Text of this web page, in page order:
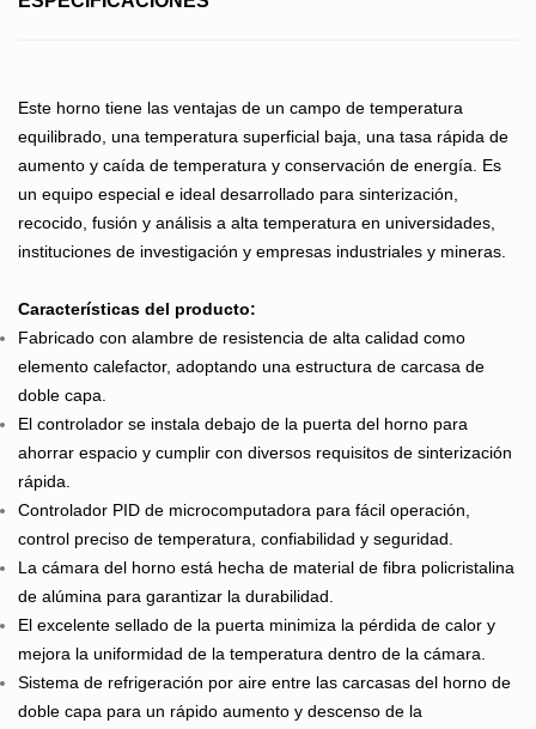
Este horno tiene las ventajas de un campo de temperatura
equilibrado, una temperatura superficial baja, una tasa rápida de
aumento y caída de temperatura y conservación de energía. Es
un equipo especial e ideal desarrollado para sinterización,
recocido, fusión y análisis a alta temperatura en universidades,
instituciones de investigación y empresas industriales y mineras.
Características del producto:
Fabricado con alambre de resistencia de alta calidad como
elemento calefactor, adoptando una estructura de carcasa de
doble capa.
El controlador se instala debajo de la puerta del horno para
ahorrar espacio y cumplir con diversos requisitos de sinterización
rápida.
Controlador PID de microcomputadora para fácil operación,
control preciso de temperatura, confiabilidad y seguridad.
La cámara del horno está hecha de material de fibra policristalina
de alúmina para garantizar la durabilidad.
El excelente sellado de la puerta minimiza la pérdida de calor y
mejora la uniformidad de la temperatura dentro de la cámara.
Sistema de refrigeración por aire entre las carcasas del horno de
doble capa para un rápido aumento y descenso de la